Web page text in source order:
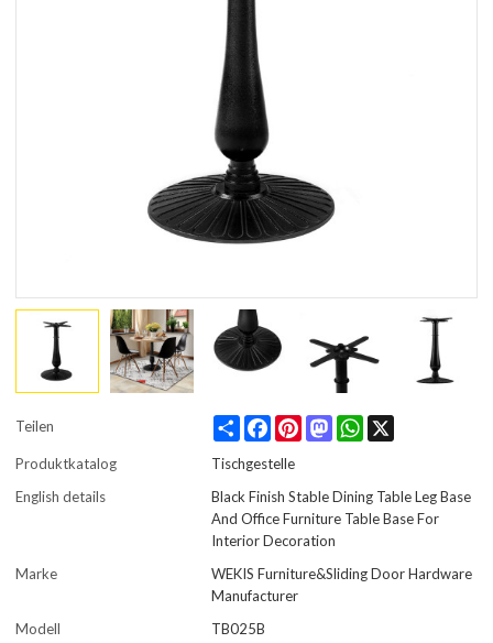
Teilen Share FacebookPinterestMastodonWhatsApp
Produktkatalog
Tischgestelle
English details
Black Finish Stable Dining Table Leg Base
And Office Furniture Table Base For
Interior Decoration
Marke
WEKIS Furniture&Sliding Door Hardware
Manufacturer
Modell
TB025B